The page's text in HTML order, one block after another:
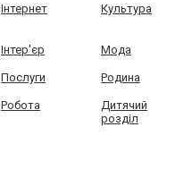
Інтернет Культура
Інтер'єр Мода
Послуги Родина
Робота
Дитячий
розділ